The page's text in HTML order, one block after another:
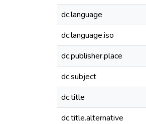
dc.language
dc.language.iso
dc.publisher.place
dc.subject
dc.title
dc.title.alternative